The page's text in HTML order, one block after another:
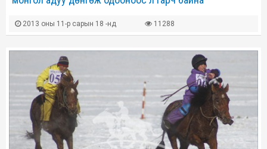
2013 оны 11-р сарын 18 -нд 11288